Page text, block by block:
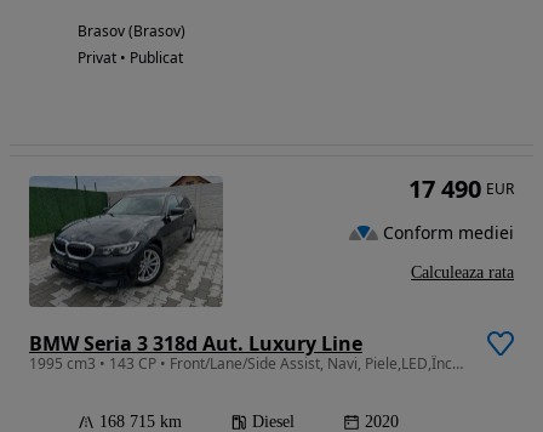
Brasov (Brasov)
Privat • Publicat
BMW Seria 3 318d Aut. Luxury Line
1995 cm3 • 143 CP • Front/Lane/Side Assist, Navi, Piele,LED,Încălzire scaune
168 715 km Diesel 2020
17 490 EUR
Conform mediei
Calculeaza rata